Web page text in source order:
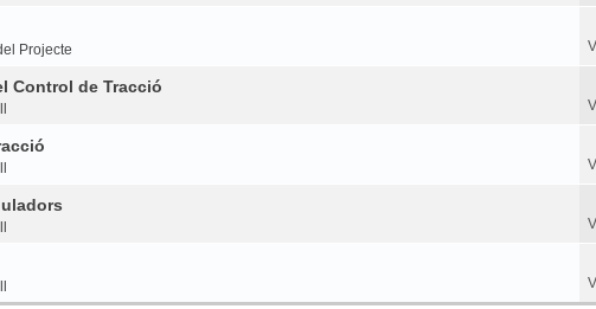
Projecte
Control de Tracció